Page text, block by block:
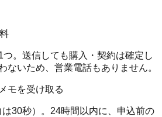
。送信しても購入・契約は確定し
ないため、営業電話もありません。
モを受け取る
は30秒）。24時間以内に、申込前の